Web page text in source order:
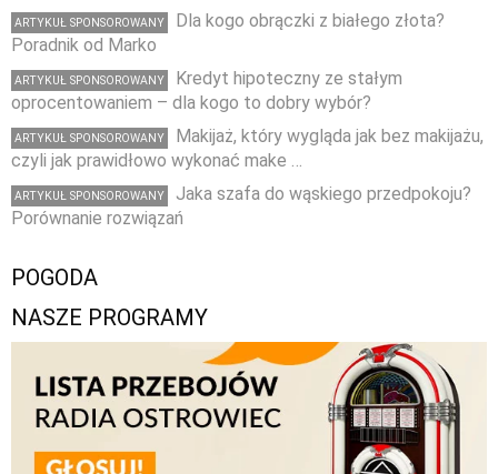
ARTYKUŁ SPONSOROWANY
Dla kogo obrączki z białego złota?
Poradnik od Marko
ARTYKUŁ SPONSOROWANY
Kredyt hipoteczny ze stałym
oprocentowaniem – dla kogo to dobry wybór?
ARTYKUŁ SPONSOROWANY
Makijaż, który wygląda jak bez makijażu,
czyli jak prawidłowo wykonać make …
ARTYKUŁ SPONSOROWANY
Jaka szafa do wąskiego przedpokoju?
Porównanie rozwiązań
POGODA
NASZE PROGRAMY